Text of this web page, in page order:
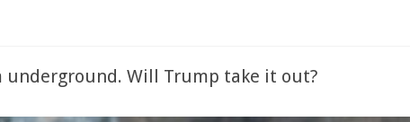
Will Trump take it out?